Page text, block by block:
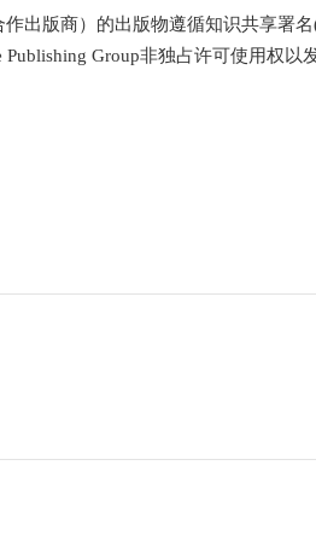
出版商）的出版物遵循知识共享署
Group非独占许可使用权以